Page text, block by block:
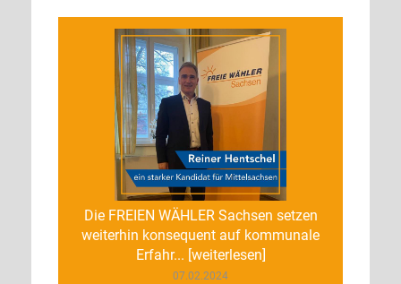
Die FREIEN WÄHLER Sachsen setzen
weiterhin konsequent auf kommunale
Erfahr... [weiterlesen]
07.02.2024